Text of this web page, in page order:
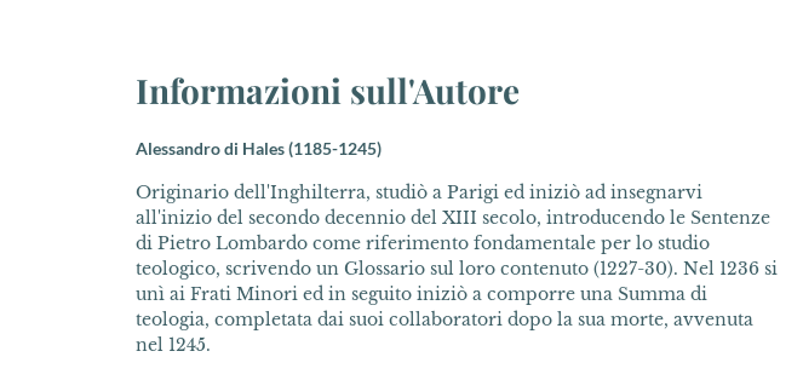
Informazioni sull'Autore
Alessandro di Hales (1185-1245)
Originario dell'Inghilterra, studiò a Parigi ed iniziò ad insegnarvi
all'inizio del secondo decennio del XIII secolo, introducendo le Sentenze
di Pietro Lombardo come riferimento fondamentale per lo studio
teologico, scrivendo un Glossario sul loro contenuto (1227-30). Nel 1236 si
unì ai Frati Minori ed in seguito iniziò a comporre una Summa di
teologia, completata dai suoi collaboratori dopo la sua morte, avvenuta
nel 1245.